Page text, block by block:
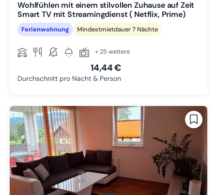
Wohlfühlen mit einem stilvollen Zuhause auf Zeit
Smart TV mit Streamingdienst ( Netflix, Prime)
Ferienwohnung Mindestmietdauer 7 Nächte
+ 25 weitere
14,44 €
Durchschnitt pro Nacht & Person